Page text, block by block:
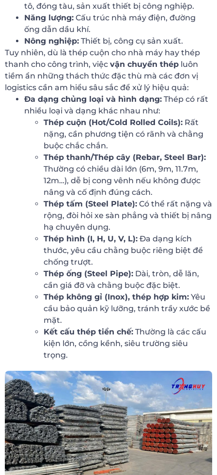
tô, đóng tàu, sản xuất thiết bị công nghiệp.
Năng lượng: Cấu trúc nhà máy điện, đường
ống dẫn dầu khí.
Nông nghiệp: Thiết bị, công cụ sản xuất.
Tuy nhiên, dù là thép cuộn cho nhà máy hay thép
thanh cho công trình, việc vận chuyển thép luôn
tiềm ẩn những thách thức đặc thù mà các đơn vị
logistics cần am hiểu sâu sắc để xử lý hiệu quả:
Đa dạng chủng loại và hình dạng: Thép có rất
nhiều loại và dạng khác nhau như:
Thép cuộn (Hot/Cold Rolled Coils): Rất
nặng, cần phương tiện có rãnh và chằng
buộc chắc chắn.
Thép thanh/Thép cây (Rebar, Steel Bar):
Thường có chiều dài lớn (6m, 9m, 11.7m,
12m…), dễ bị cong vênh nếu không được
nâng và cố định đúng cách.
Thép tấm (Steel Plate): Có thể rất nặng và
rộng, đòi hỏi xe sàn phẳng và thiết bị nâng
hạ chuyên dụng.
Thép hình (I, H, U, V, L): Đa dạng kích
thước, yêu cầu chằng buộc riêng biệt để
chống trượt.
Thép ống (Steel Pipe): Dài, tròn, dễ lăn,
cần giá đỡ và chằng buộc đặc biệt.
Thép không gỉ (Inox), thép hợp kim: Yêu
cầu bảo quản kỹ lưỡng, tránh trầy xước bề
mặt.
Kết cấu thép tiền chế: Thường là các cấu
kiện lớn, cồng kềnh, siêu trường siêu
trọng.